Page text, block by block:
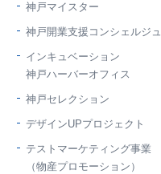
神戸マイスター
神戸開業支援コンシェルジュ
インキュベーション
神戸ハーバーオフィス
神戸セレクション
デザインUPプロジェクト
テストマーケティング事業
（物産プロモーション）